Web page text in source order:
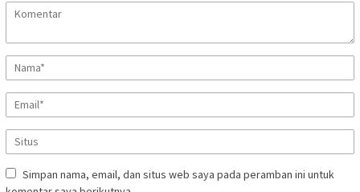
Simpan nama, email, dan situs web saya pada peramban ini untuk